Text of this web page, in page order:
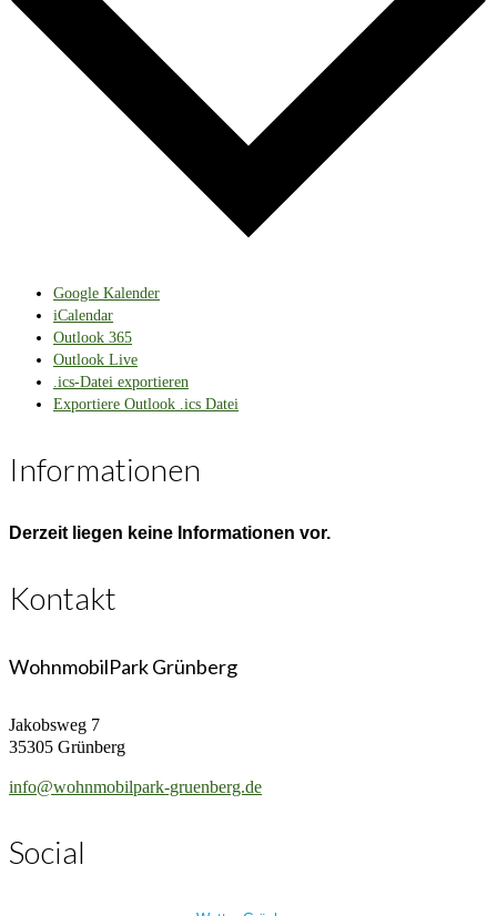
Google Kalender
iCalendar
Outlook 365
Outlook Live
.ics-Datei exportieren
Exportiere Outlook .ics Datei
Informationen
Derzeit liegen keine Informationen vor.
Kontakt
WohnmobilPark Grünberg
Jakobsweg 7
35305 Grünberg
info@wohnmobilpark-gruenberg.de
Social